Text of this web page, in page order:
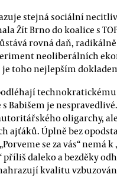
stejná sociální
Žít Brno do koalice s
rovná daň,
neoliberálních
je toho nejlepším
s Babišem je
oligarchy,
ajťáků. Úplně bez
se za vás“ nemá k
příliš daleko a bezděky
kvalitu